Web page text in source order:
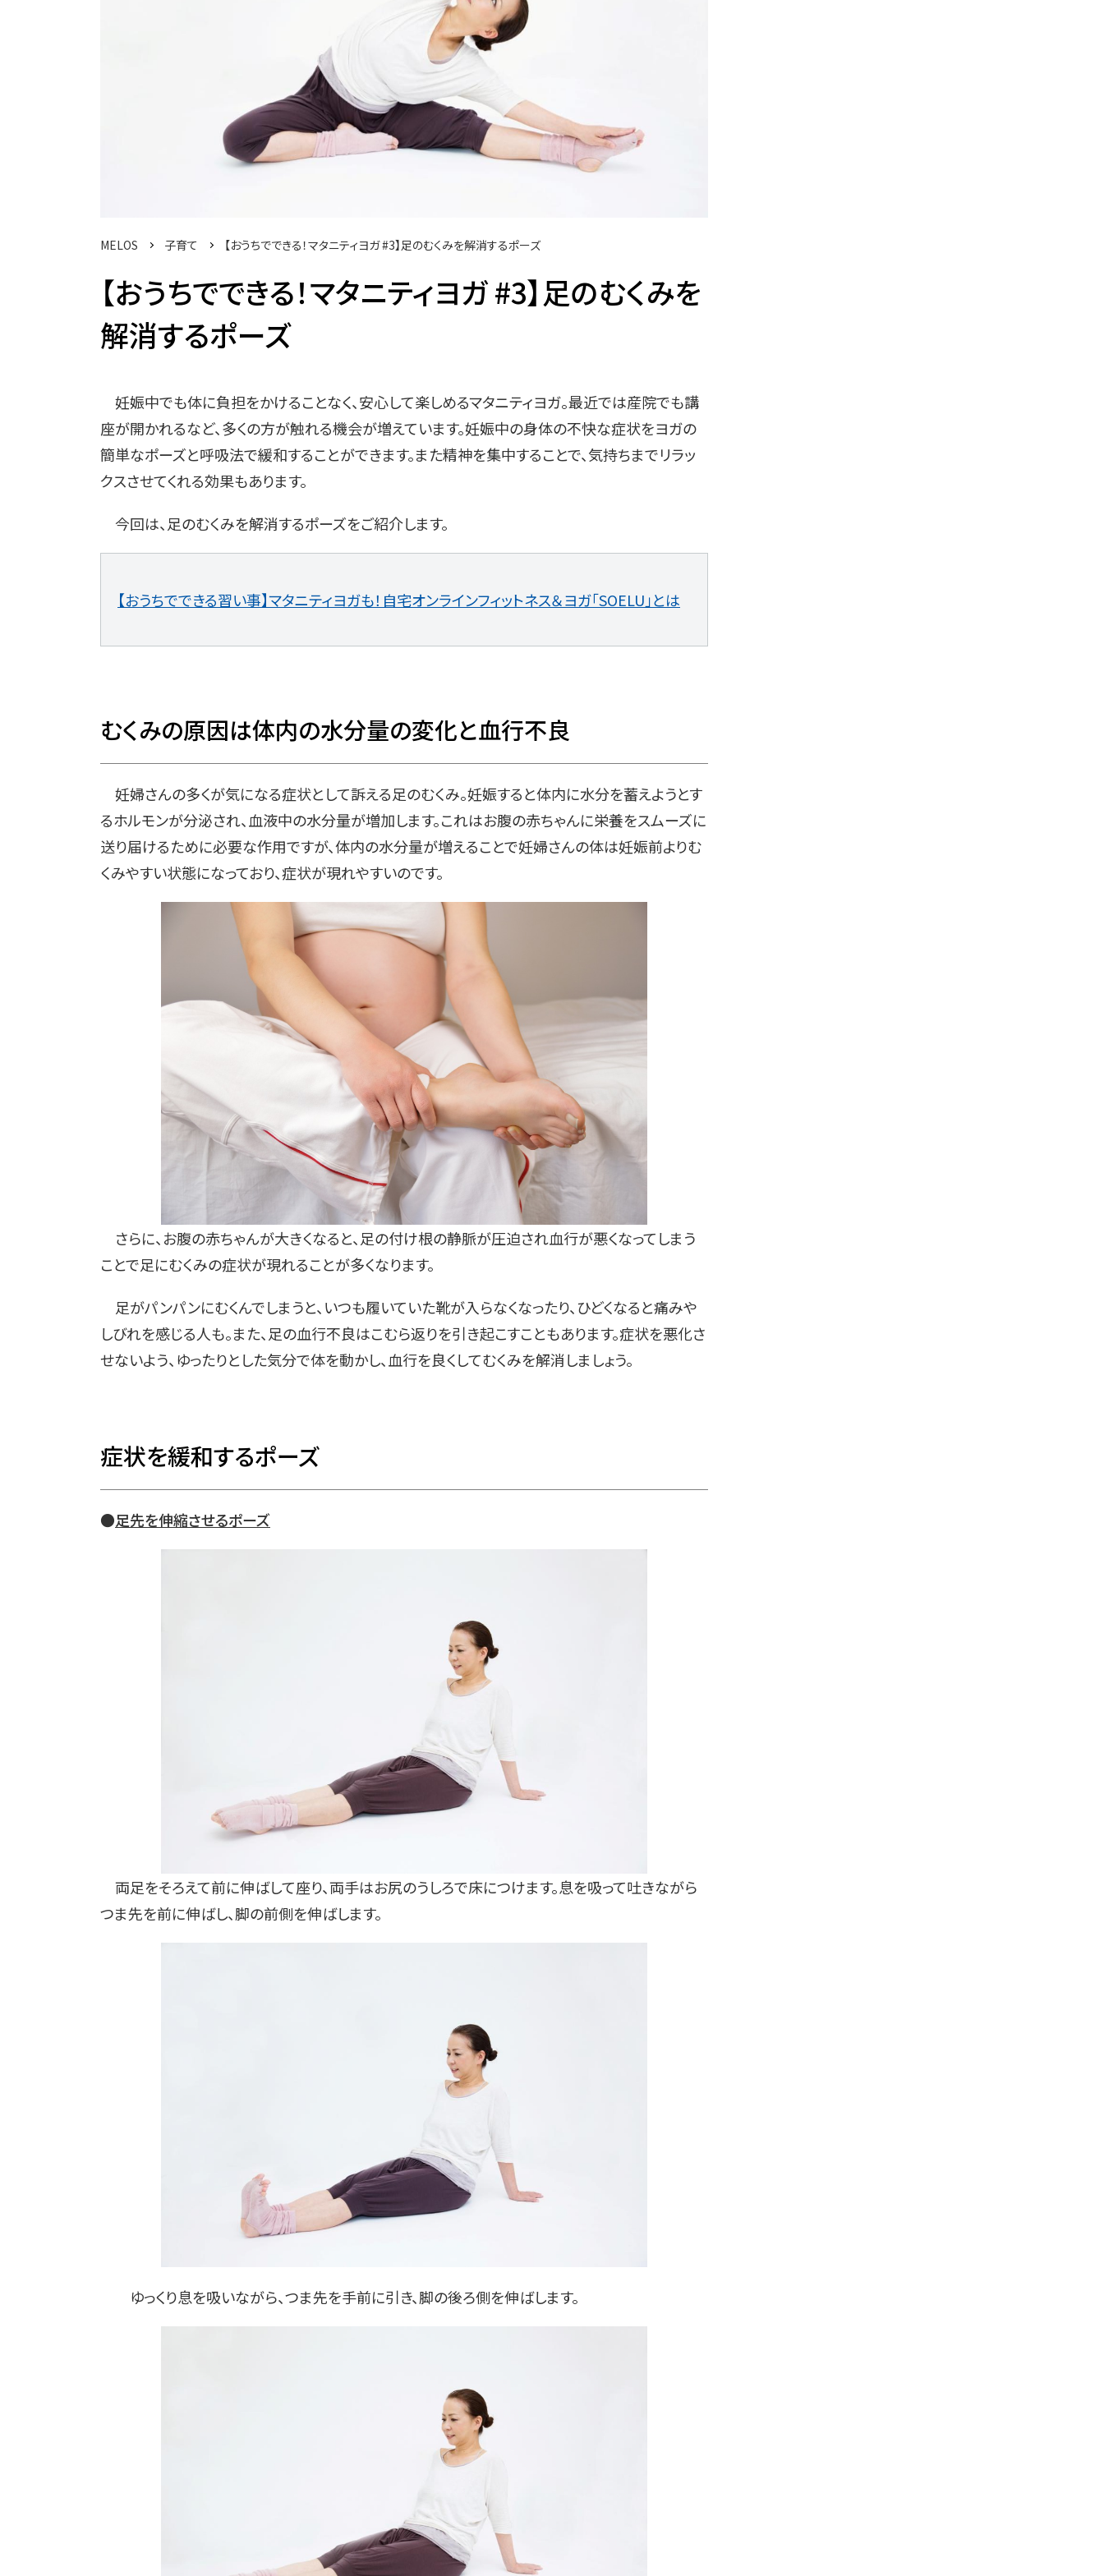
MELOS 子育て 【おうちでできる！マタニティヨガ #3】足のむくみを解消するポーズ
【おうちでできる！マタニティヨガ #3】足のむくみを
解消するポーズ
妊娠中でも体に負担をかけることなく、安心して楽しめるマタニティヨガ。最近では産院でも講
座が開かれるなど、多くの方が触れる機会が増えています。妊娠中の身体の不快な症状をヨガの
簡単なポーズと呼吸法で緩和することができます。また精神を集中することで、気持ちまでリラッ
クスさせてくれる効果もあります。
今回は、足のむくみを解消するポーズをご紹介します。
【おうちでできる習い事】マタニティヨガも！自宅オンラインフィットネス＆ヨガ「SOELU」とは
むくみの原因は体内の水分量の変化と血行不良
妊婦さんの多くが気になる症状として訴える足のむくみ。妊娠すると体内に水分を蓄えようとす
るホルモンが分泌され、血液中の水分量が増加します。これはお腹の赤ちゃんに栄養をスムーズに
送り届けるために必要な作用ですが、体内の水分量が増えることで妊婦さんの体は妊娠前よりむ
くみやすい状態になっており、症状が現れやすいのです。
さらに、お腹の赤ちゃんが大きくなると、足の付け根の静脈が圧迫され血行が悪くなってしまう
ことで足にむくみの症状が現れることが多くなります。
足がパンパンにむくんでしまうと、いつも履いていた靴が入らなくなったり、ひどくなると痛みや
しびれを感じる人も。また、足の血行不良はこむら返りを引き起こすこともあります。症状を悪化さ
せないよう、ゆったりとした気分で体を動かし、血行を良くしてむくみを解消しましょう。
症状を緩和するポーズ
●足先を伸縮させるポーズ
両足をそろえて前に伸ばして座り、両手はお尻のうしろで床につけます。息を吸って吐きながら
つま先を前に伸ばし、脚の前側を伸ばします。
ゆっくり息を吸いながら、つま先を手前に引き、脚の後ろ側を伸ばします。